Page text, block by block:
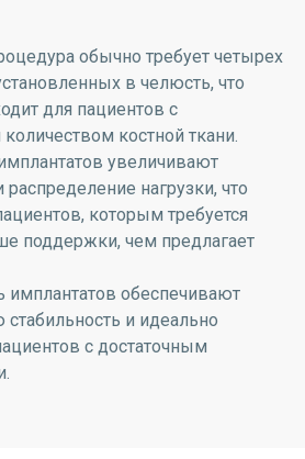
обычно требует четырех
в челюсть, что
для пациентов с
костной ткани.
увеличивают
распределение нагрузки, что
которым требуется
поддержки, чем предлагает
имплантатов обеспечивают
и идеально
с достаточным